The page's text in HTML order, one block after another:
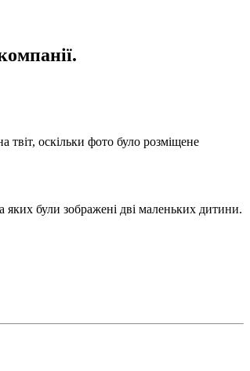
оскільки фото було розміщене
яких були зображені дві маленьких дитини.